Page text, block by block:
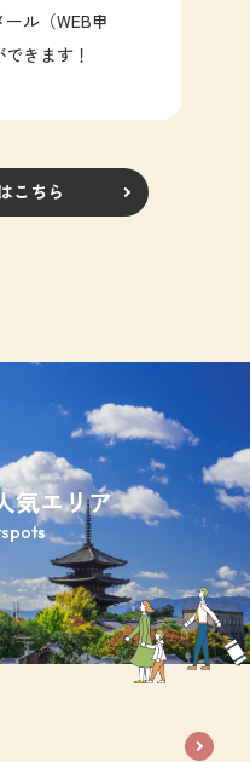
ル（WEB申
きます！
こちら
気エリア